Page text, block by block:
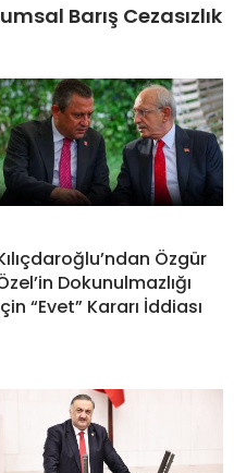
Barış Cezasızlık
Özgür
Dokunulmazlığı
“Evet” Kararı İddiası